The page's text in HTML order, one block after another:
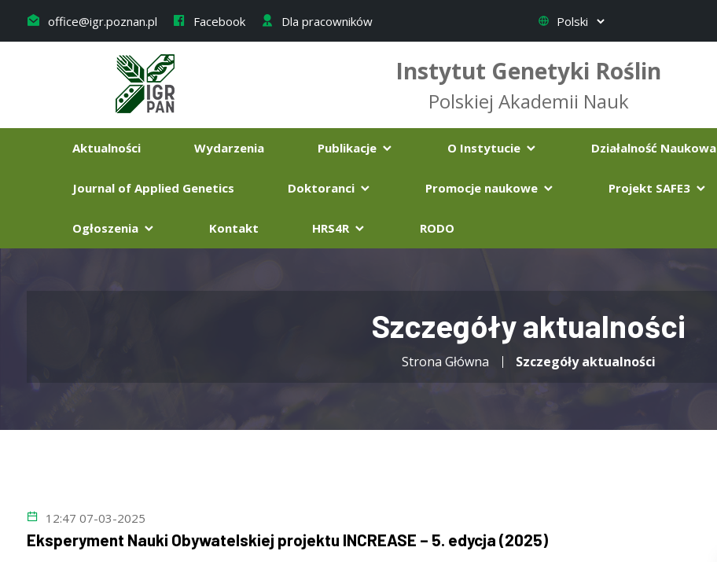
office@igr.poznan.pl Facebook Dla pracowników
Instytut Genetyki Roślin
Polskiej Akademii Nauk
Aktualności Wydarzenia Publikacje O Instytucie Działalność Naukowa
Journal of Applied Genetics Doktoranci Promocje naukowe Projekt SAFE3
Ogłoszenia Kontakt HRS4R RODO
Szczegóły aktualności
Strona Główna Szczegóły aktualności
12:47 07-03-2025
Eksperyment Nauki Obywatelskiej projektu INCREASE – 5. edycja (2025)